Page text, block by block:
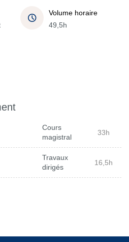
Volume horaire
49,5h
Cours
magistral
33h
Travaux
dirigés
16,5h